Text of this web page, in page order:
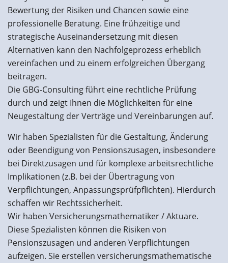
Bewertung der Risiken und Chancen sowie eine
professionelle Beratung. Eine frühzeitige und
strategische Auseinandersetzung mit diesen
Alternativen kann den Nachfolgeprozess erheblich
vereinfachen und zu einem erfolgreichen Übergang
beitragen.
Die GBG-Consulting führt eine rechtliche Prüfung
durch und zeigt Ihnen die Möglichkeiten für eine
Neugestaltung der Verträge und Vereinbarungen auf.
Wir haben Spezialisten für die Gestaltung, Änderung
oder Beendigung von Pensionszusagen, insbesondere
bei Direktzusagen und für komplexe arbeitsrechtliche
Implikationen (z.B. bei der Übertragung von
Verpflichtungen, Anpassungsprüfpflichten). Hierdurch
schaffen wir Rechtssicherheit.
Wir haben Versicherungsmathematiker / Aktuare.
Diese Spezialisten können die Risiken von
Pensionszusagen und anderen Verpflichtungen
aufzeigen. Sie erstellen versicherungsmathematische